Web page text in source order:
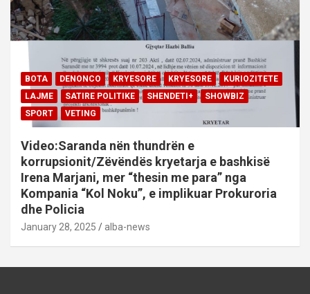
BOTA DENONCO KRYESORE KRYESORE
KURIOZITETE
LAJME
SATIRE POLITIKE SHENDETI+
SHOWBIZ
SPORT
VETING
Video:Saranda nën thundrën e
korrupsionit/Zëvëndës kryetarja e bashkisë
Irena Marjani, mer “thesin me para” nga
Kompania “Kol Noku”, e implikuar Prokuroria
dhe Policia
January 28, 2025 alba-news